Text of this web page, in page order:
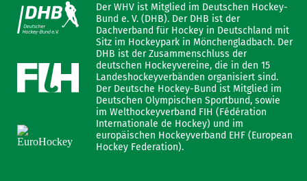
Der WHV ist Mitglied im Deutschen Hockey-
Bund e. V. (DHB). Der DHB ist der
Dachverband für Hockey in Deutschland mit
Sitz im Hockeypark in Mönchengladbach. Der
DHB ist der Zusammenschluss der
deutschen Hockeyvereine, die in den 15
Landeshockeyverbänden organisiert sind.
Der Deutsche Hockey-Bund ist Mitglied im
Deutschen Olympischen Sportbund, sowie
im Welthockeyverband FIH (Fédération
Internationale de Hockey) und im
europäischen Hockeyverband EHF (European
Hockey Federation).